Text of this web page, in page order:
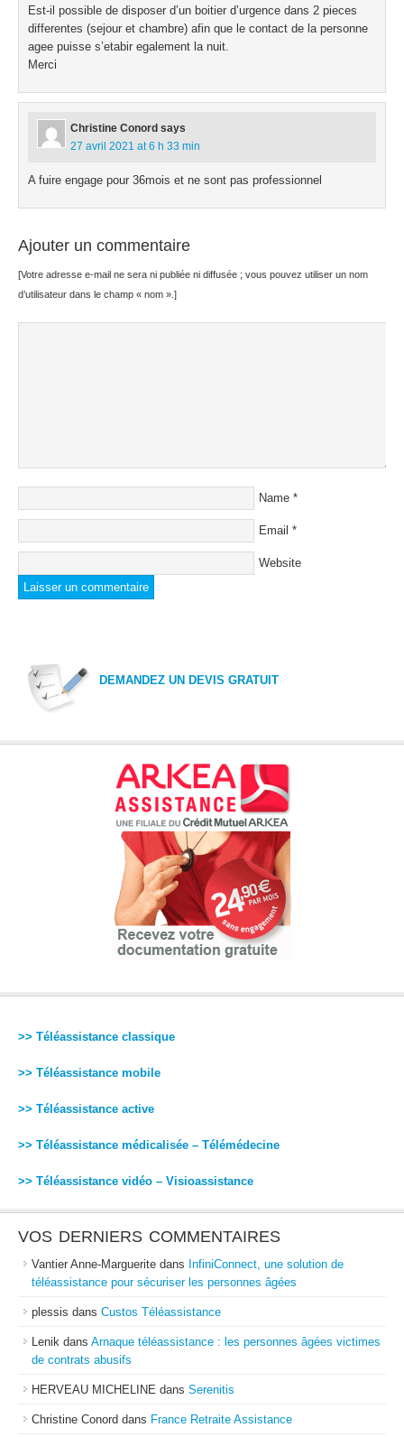
Est-il possible de disposer d’un boitier d’urgence dans 2 pieces
differentes (sejour et chambre) afin que le contact de la personne
agee puisse s’etabir egalement la nuit.
Merci
Christine Conord says
27 avril 2021 at 6 h 33 min
A fuire engage pour 36mois et ne sont pas professionnel
Ajouter un commentaire
[Votre adresse e-mail ne sera ni publiée ni diffusée ; vous pouvez utiliser un nom
d’utilisateur dans le champ « nom ».]
Name *
Email *
Website
DEMANDEZ UN DEVIS GRATUIT
>> Téléassistance classique
>> Téléassistance mobile
>> Téléassistance active
>> Téléassistance médicalisée – Télémédecine
>> Téléassistance vidéo – Visioassistance
VOS DERNIERS COMMENTAIRES
Vantier Anne-Marguerite dans InfiniConnect, une solution de
téléassistance pour sécuriser les personnes âgées
plessis dans Custos Téléassistance
Lenik dans Arnaque téléassistance : les personnes âgées victimes
de contrats abusifs
HERVEAU MICHELINE dans Serenitis
Christine Conord dans France Retraite Assistance